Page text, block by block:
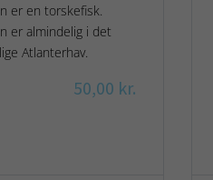
er en torskefisk.
er almindelig i det
Atlanterhav.
50,00 kr.